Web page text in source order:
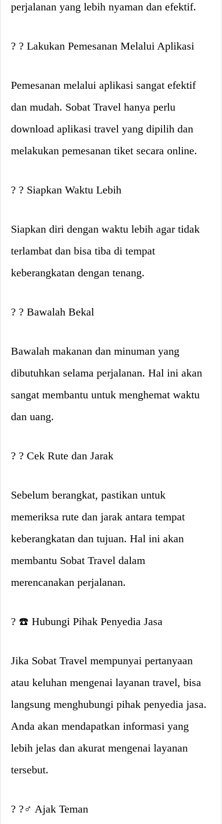
perjalanan yang lebih nyaman dan efektif.
? ? Lakukan Pemesanan Melalui Aplikasi
Pemesanan melalui aplikasi sangat efektif
dan mudah. Sobat Travel hanya perlu
download aplikasi travel yang dipilih dan
melakukan pemesanan tiket secara online.
? ?️ Siapkan Waktu Lebih
Siapkan diri dengan waktu lebih agar tidak
terlambat dan bisa tiba di tempat
keberangkatan dengan tenang.
? ? Bawalah Bekal
Bawalah makanan dan minuman yang
dibutuhkan selama perjalanan. Hal ini akan
sangat membantu untuk menghemat waktu
dan uang.
? ?️ Cek Rute dan Jarak
Sebelum berangkat, pastikan untuk
memeriksa rute dan jarak antara tempat
keberangkatan dan tujuan. Hal ini akan
membantu Sobat Travel dalam
merencanakan perjalanan.
? ☎️ Hubungi Pihak Penyedia Jasa
Jika Sobat Travel mempunyai pertanyaan
atau keluhan mengenai layanan travel, bisa
langsung menghubungi pihak penyedia jasa.
Anda akan mendapatkan informasi yang
lebih jelas dan akurat mengenai layanan
tersebut.
? ?‍♂️ Ajak Teman